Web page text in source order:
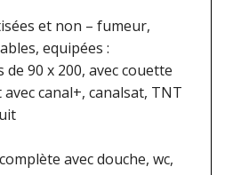
et non – fumeur,
equipées :
90 x 200, avec couette
canal+, canalsat, TNT
avec douche, wc,